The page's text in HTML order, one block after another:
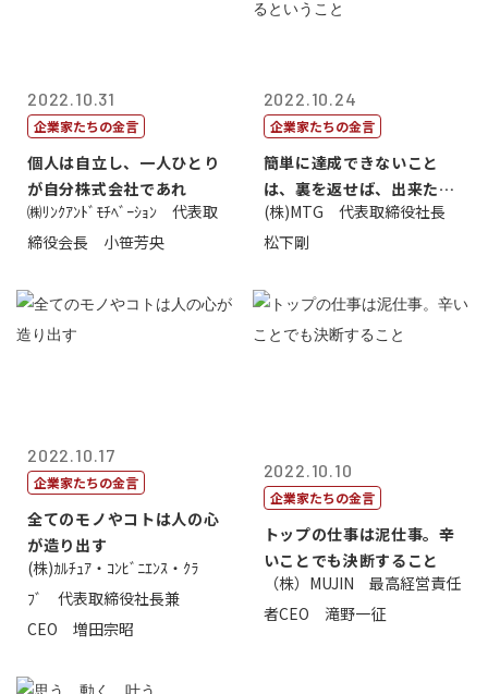
2022.10.31
企業家たちの金言
個人は自立し、一人ひとり
が自分株式会社であれ
㈱ﾘﾝｸｱﾝﾄﾞﾓﾁﾍﾞｰｼｮﾝ 代表取
締役会長 小笹芳央
2022.10.24
企業家たちの金言
簡単に達成できないこと
は、裏を返せば、出来たら
価値があるとい...
(株)MTG 代表取締役社長
松下剛
2022.10.17
企業家たちの金言
全てのモノやコトは人の心
が造り出す
(株)ｶﾙﾁｭｱ・ｺﾝﾋﾞﾆｴﾝｽ・ｸﾗ
ﾌﾞ 代表取締役社長兼
CEO 増田宗昭
2022.10.10
企業家たちの金言
トップの仕事は泥仕事。辛
いことでも決断すること
（株）MUJIN 最高経営責任
者CEO 滝野一征